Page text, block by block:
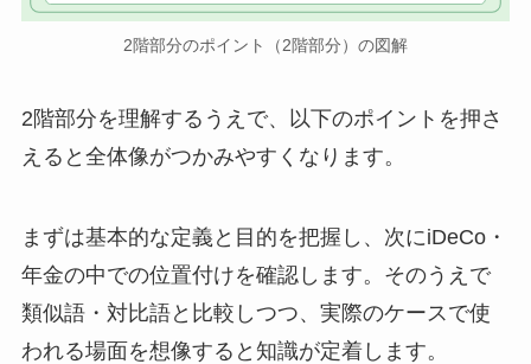
2階部分のポイント（2階部分）の図解
2階部分を理解するうえで、以下のポイントを押さ
えると全体像がつかみやすくなります。
まずは基本的な定義と目的を把握し、次にiDeCo・
年金の中での位置付けを確認します。そのうえで
類似語・対比語と比較しつつ、実際のケースで使
われる場面を想像すると知識が定着します。